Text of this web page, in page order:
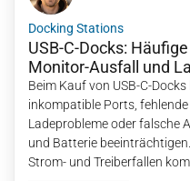
Docking Stations
USB-C-Docks:
Monitor-Ausfall und
Beim Kauf von USB-C-
inkompatible Ports,
Ladeprobleme oder falsche
und Batterie
Strom- und Treiberfallen